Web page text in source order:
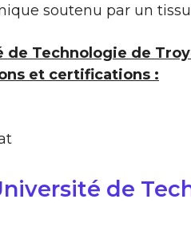
soutenu par un tissu
de Technologie de
et certifications :
de